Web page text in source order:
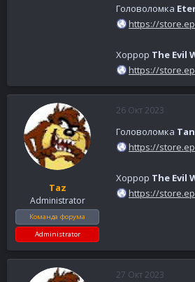
Головоломка
https://
Хоррор The Evil
https://
Taz
Administrator
Команда форума
Administrator
26 Окт 2023
Головоломка
https://
Хоррор The Evil
https://
27 Окт 2023